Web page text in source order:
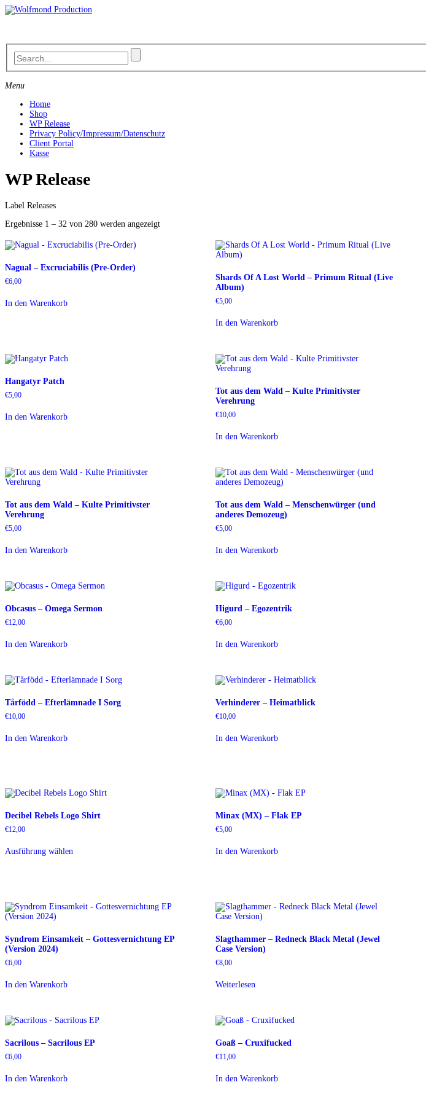
Skip
Menu
Home
Shop
WP Release
Privacy Policy/Impressum/Datenschutz
Client Portal
Kasse
WP Release
Label Releases
Ergebnisse 1 – 32 von 280 werden angezeigtNach
Nagual – Excruciabilis (Pre-Order)
€6,00
In den Warenkorb
Shards Of A Lost World – Primum Ritual (Live
Album)
€5,00
In den Warenkorb
Hangatyr Patch
€5,00
In den Warenkorb
Tot aus dem Wald – Kulte Primitivster
Verehrung
€10,00
In den Warenkorb
Tot aus dem Wald – Kulte Primitivster
Verehrung
€5,00
In den Warenkorb
Tot aus dem Wald – Menschenwürger (und
anderes Demozeug)
€5,00
In den Warenkorb
Obcasus – Omega Sermon
€12,00
In den Warenkorb
Higurd – Egozentrik
€6,00
In den Warenkorb
Tårfödd – Efterlämnade I Sorg
€10,00
In den Warenkorb
Verhinderer – Heimatblick
€10,00
In den Warenkorb
Decibel Rebels Logo Shirt
€12,00
Ausführung wählenProdukt
Die
Optionen
der
Minax (MX) – Flak EP
€5,00
In den Warenkorb
Syndrom Einsamkeit – Gottesvernichtung EP
(Version 2024)
€6,00
In den Warenkorb
Slagthammer – Redneck Black Metal (Jewel
Case Version)
€8,00
Weiterlesen
Sacrilous – Sacrilous EP
€6,00
In den Warenkorb
Goaß – Cruxifucked
€11,00
In den Warenkorb